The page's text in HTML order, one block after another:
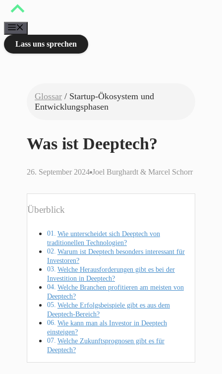
Zum
springen
Lass uns sprechen
Glossar / Startup-Ökosystem und
Entwicklungsphasen
Was ist Deeptech?
26. September 2024 Joel Burghardt & Marcel Schorr
Überblick
Wie unterscheidet sich Deeptech von
traditionellen Technologien?
Warum ist Deeptech besonders interessant für
Investoren?
Welche Herausforderungen gibt es bei der
Investition in Deeptech?
Welche Branchen profitieren am meisten von
Deeptech?
Welche Erfolgsbeispiele gibt es aus dem
Deeptech-Bereich?
Wie kann man als Investor in Deeptech
einsteigen?
Welche Zukunftsprognosen gibt es für
Deeptech?